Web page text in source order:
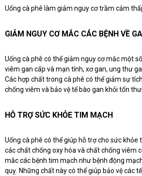
Uống cà phê làm giảm nguy cơ trầm cảm
GIẢM NGUY CƠ MẮC CÁC BỆNH VỀ
Uống cà phê có thể giảm nguy cơ mắc một
viêm gan cấp và mạn tính, xơ gan, ung thư
Các hợp chất trong cà phê có thể giảm sự
chống viêm và bảo vệ tế bào gan khỏi tổn
HỖ TRỢ SỨC KHỎE TIM MẠCH
Uống cà phê có thể giúp hỗ trợ cho sức khỏe
các chất chống oxy hóa và chất chống viêm
mắc các bệnh tim mạch như bệnh động
quỵ. Những chất này có thể giúp bảo vệ các